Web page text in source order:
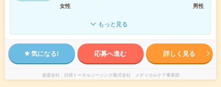
女性
男性
もっと見る
気になる! 応募へ進む 詳しく見る
派遣会社 日研トータルソーシング株式会社 メディカルケア事業部